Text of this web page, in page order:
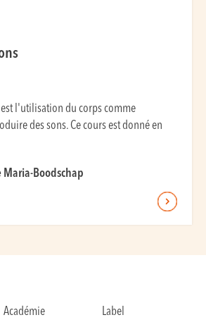
l'utilisation du corps comme
des sons. Ce cours est donné en
Maria-Boodschap
Académie
Label